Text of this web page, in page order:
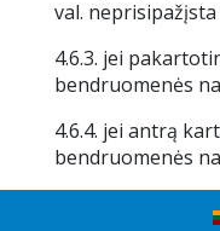
val.
4.6.3. jei
bendruomenės
4.6.4. jei antrą
bendruomenės